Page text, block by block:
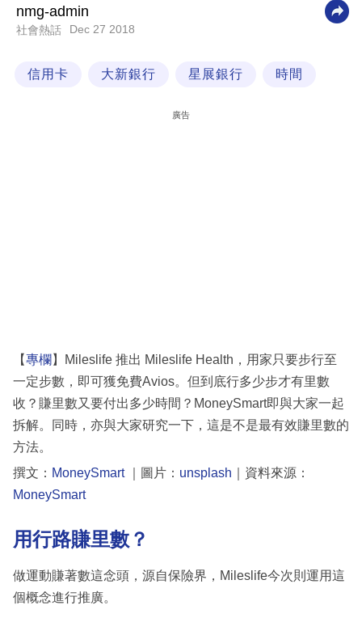
科
區
nmg-admin
社會熱話 Dec 27 2018
信用卡 大新銀行 星展銀行 時間
廣告
【專欄 】Mileslife 推出 Mileslife Health，用家只要步行至
一定步數，即可獲免費Avios。但到底行多少步才有里數
收？賺里數又要付出多少時間？MoneySmart即與大家一起
拆解。同時，亦與大家研究一下，這是不是最有效賺里數的
方法。
撰文： MoneySmart｜圖片： unsplash ｜資料來源：
MoneySmart
用行路賺里數？
做運動賺著數這念頭，源自保險界，Mileslife今次則運用這
個概念進行推廣。